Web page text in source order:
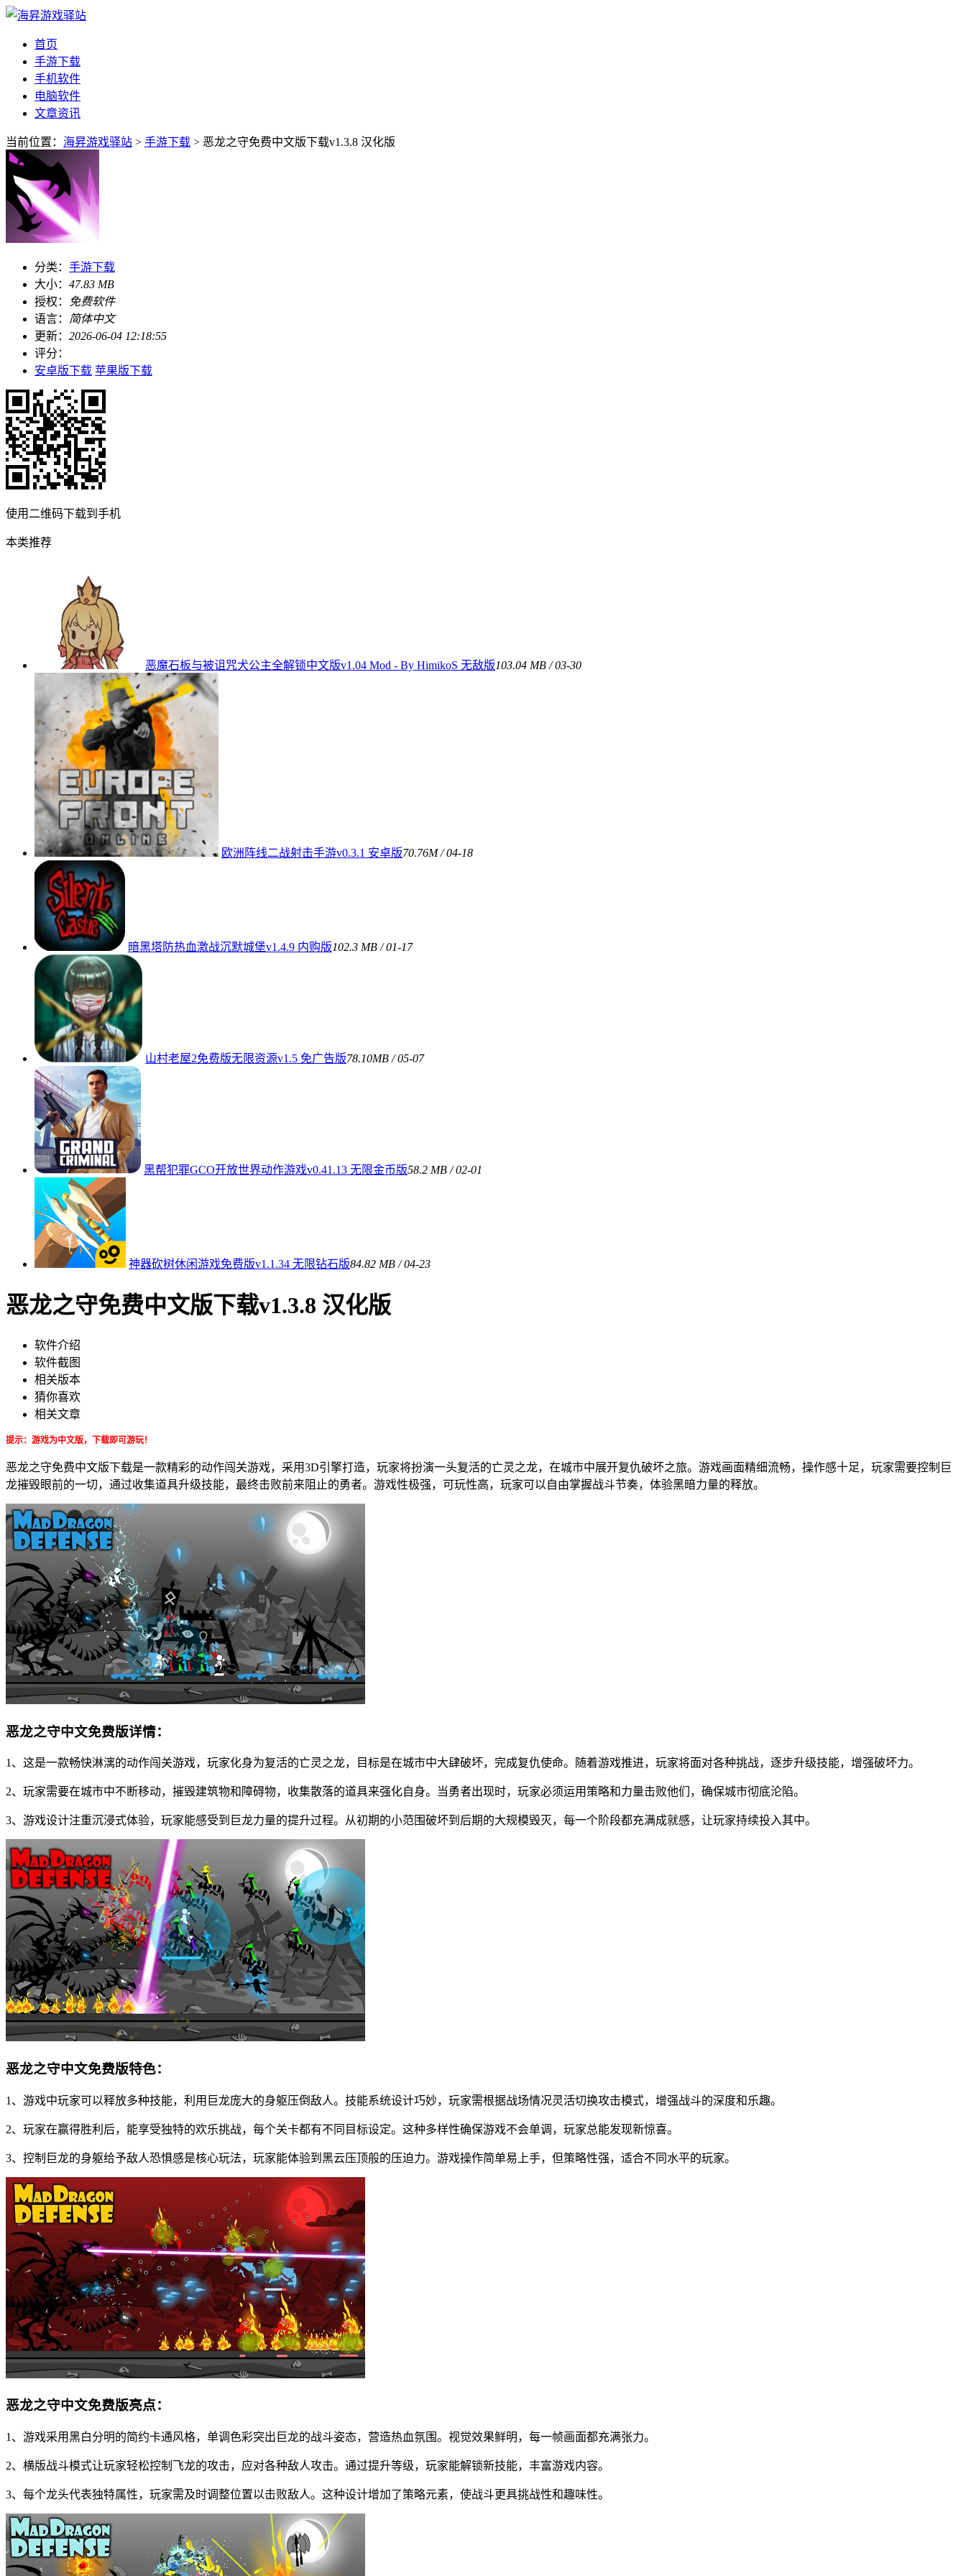
首页
手游下载
手机软件
电脑软件
文章资讯
当前位置： 海昇游戏驿站 > 手游下载 > 恶龙之守免费中文版下载v1.3.8 汉化版
分类： 手游下载
大小： 47.83 MB
授权：
免费软件
语言：
简体中文
更新： 2026-06-04 12:18:55
评分：
安卓版下载 苹果版下载
使用二维码下载到手机
本类推荐
恶魔石板与被诅咒犬公主全解锁中文版v1.04 Mod - By HimikoS 无敌版103.04 MB / 03-30
欧洲阵线二战射击手游v0.3.1 安卓版70.76M / 04-18
暗黑塔防热血激战沉默城堡v1.4.9 内购版102.3 MB / 01-17
山村老屋2免费版无限资源v1.5 免广告版78.10MB / 05-07
黑帮犯罪GCO开放世界动作游戏v0.41.13 无限金币版58.2 MB / 02-01
神器砍树休闲游戏免费版v1.1.34 无限钻石版84.82 MB / 04-23
恶龙之守免费中文版下载v1.3.8 汉化版
软件介绍
软件截图
相关版本
猜你喜欢
相关文章
提示：游戏为中文版， 下载即可游玩！
恶龙之守免费中文版下载是一款精彩的动作闯关游戏，采用3D引擎打造，玩家将扮演一头复活的亡灵之龙，在城市中展开复仇破坏之旅。游戏画面精细流畅，操作感十足，玩家需要控制巨
龙摧毁眼前的一切，通过收集道具升级技能，最终击败前来阻止的勇者。游戏性极强，可玩性高，玩家可以自由掌握战斗节奏，体验黑暗力量的释放。
恶龙之守中文免费版详情：
1、这是一款畅快淋漓的动作闯关游戏，玩家化身为复活的亡灵之龙，目标是在城市中大肆破坏，完成复仇使命。随着游戏推进，玩家将面对各种挑战，逐步升级技能，增强破坏力。
2、玩家需要在城市中不断移动，摧毁建筑物和障碍物，收集散落的道具来强化自身。当勇者出现时，玩家必须运用策略和力量击败他们，确保城市彻底沦陷。
3、游戏设计注重沉浸式体验，玩家能感受到巨龙力量的提升过程。从初期的小范围破坏到后期的大规模毁灭，每一个阶段都充满成就感，让玩家持续投入其中。
恶龙之守中文免费版特色：
1、游戏中玩家可以释放多种技能，利用巨龙庞大的身躯压倒敌人。技能系统设计巧妙，玩家需根据战场情况灵活切换攻击模式，增强战斗的深度和乐趣。
2、玩家在赢得胜利后，能享受独特的欢乐挑战，每个关卡都有不同目标设定。这种多样性确保游戏不会单调，玩家总能发现新惊喜。
3、控制巨龙的身躯给予敌人恐惧感是核心玩法，玩家能体验到黑云压顶般的压迫力。游戏操作简单易上手，但策略性强，适合不同水平的玩家。
恶龙之守中文免费版亮点：
1、游戏采用黑白分明的简约卡通风格，单调色彩突出巨龙的战斗姿态，营造热血氛围。视觉效果鲜明，每一帧画面都充满张力。
2、横版战斗模式让玩家轻松控制飞龙的攻击，应对各种敌人攻击。通过提升等级，玩家能解锁新技能，丰富游戏内容。
3、每个龙头代表独特属性，玩家需及时调整位置以击败敌人。这种设计增加了策略元素，使战斗更具挑战性和趣味性。